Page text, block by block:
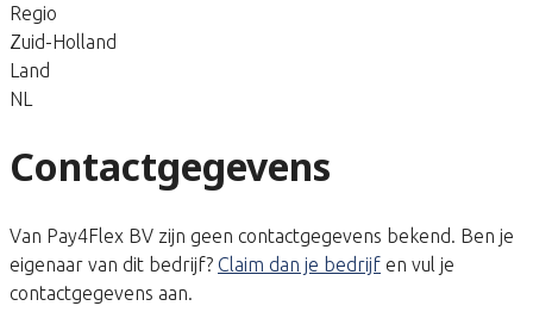
Regio
Zuid-Holland
Land
NL
Contactgegevens
Van Pay4Flex BV zijn geen contactgegevens bekend. Ben je
eigenaar van dit bedrijf? Claim dan je bedrijf en vul je
contactgegevens aan.